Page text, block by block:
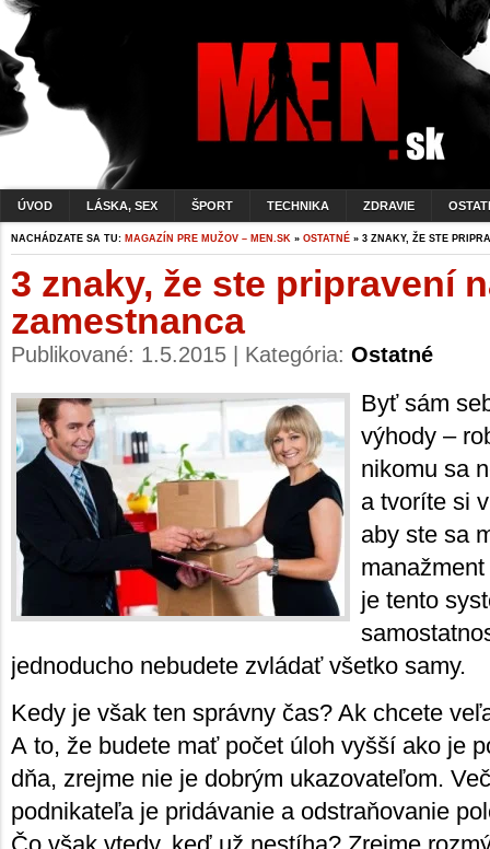
ÚVOD LÁSKA, SEX ŠPORT TECHNIKA ZDRAVIE
NACHÁDZATE SA TU: MAGAZÍN PRE MUŽOV – MEN.SK » OSTATNÉ » 3 ZNAKY, ŽE STE
3 znaky, že ste pripravení
zamestnanca
Publikované: 1.5.2015 | Kategória: Ostatné
Byť sám
výhody –
nikomu sa
a tvoríte si
aby ste sa
je tento
jednoducho nebudete zvládať všetko samy.
Kedy je však ten správny čas? Ak chcete
A to, že budete mať počet úloh vyšší ako je
dňa, zrejme nie je dobrým ukazovateľom.
podnikateľa je pridávanie a odstraňovanie